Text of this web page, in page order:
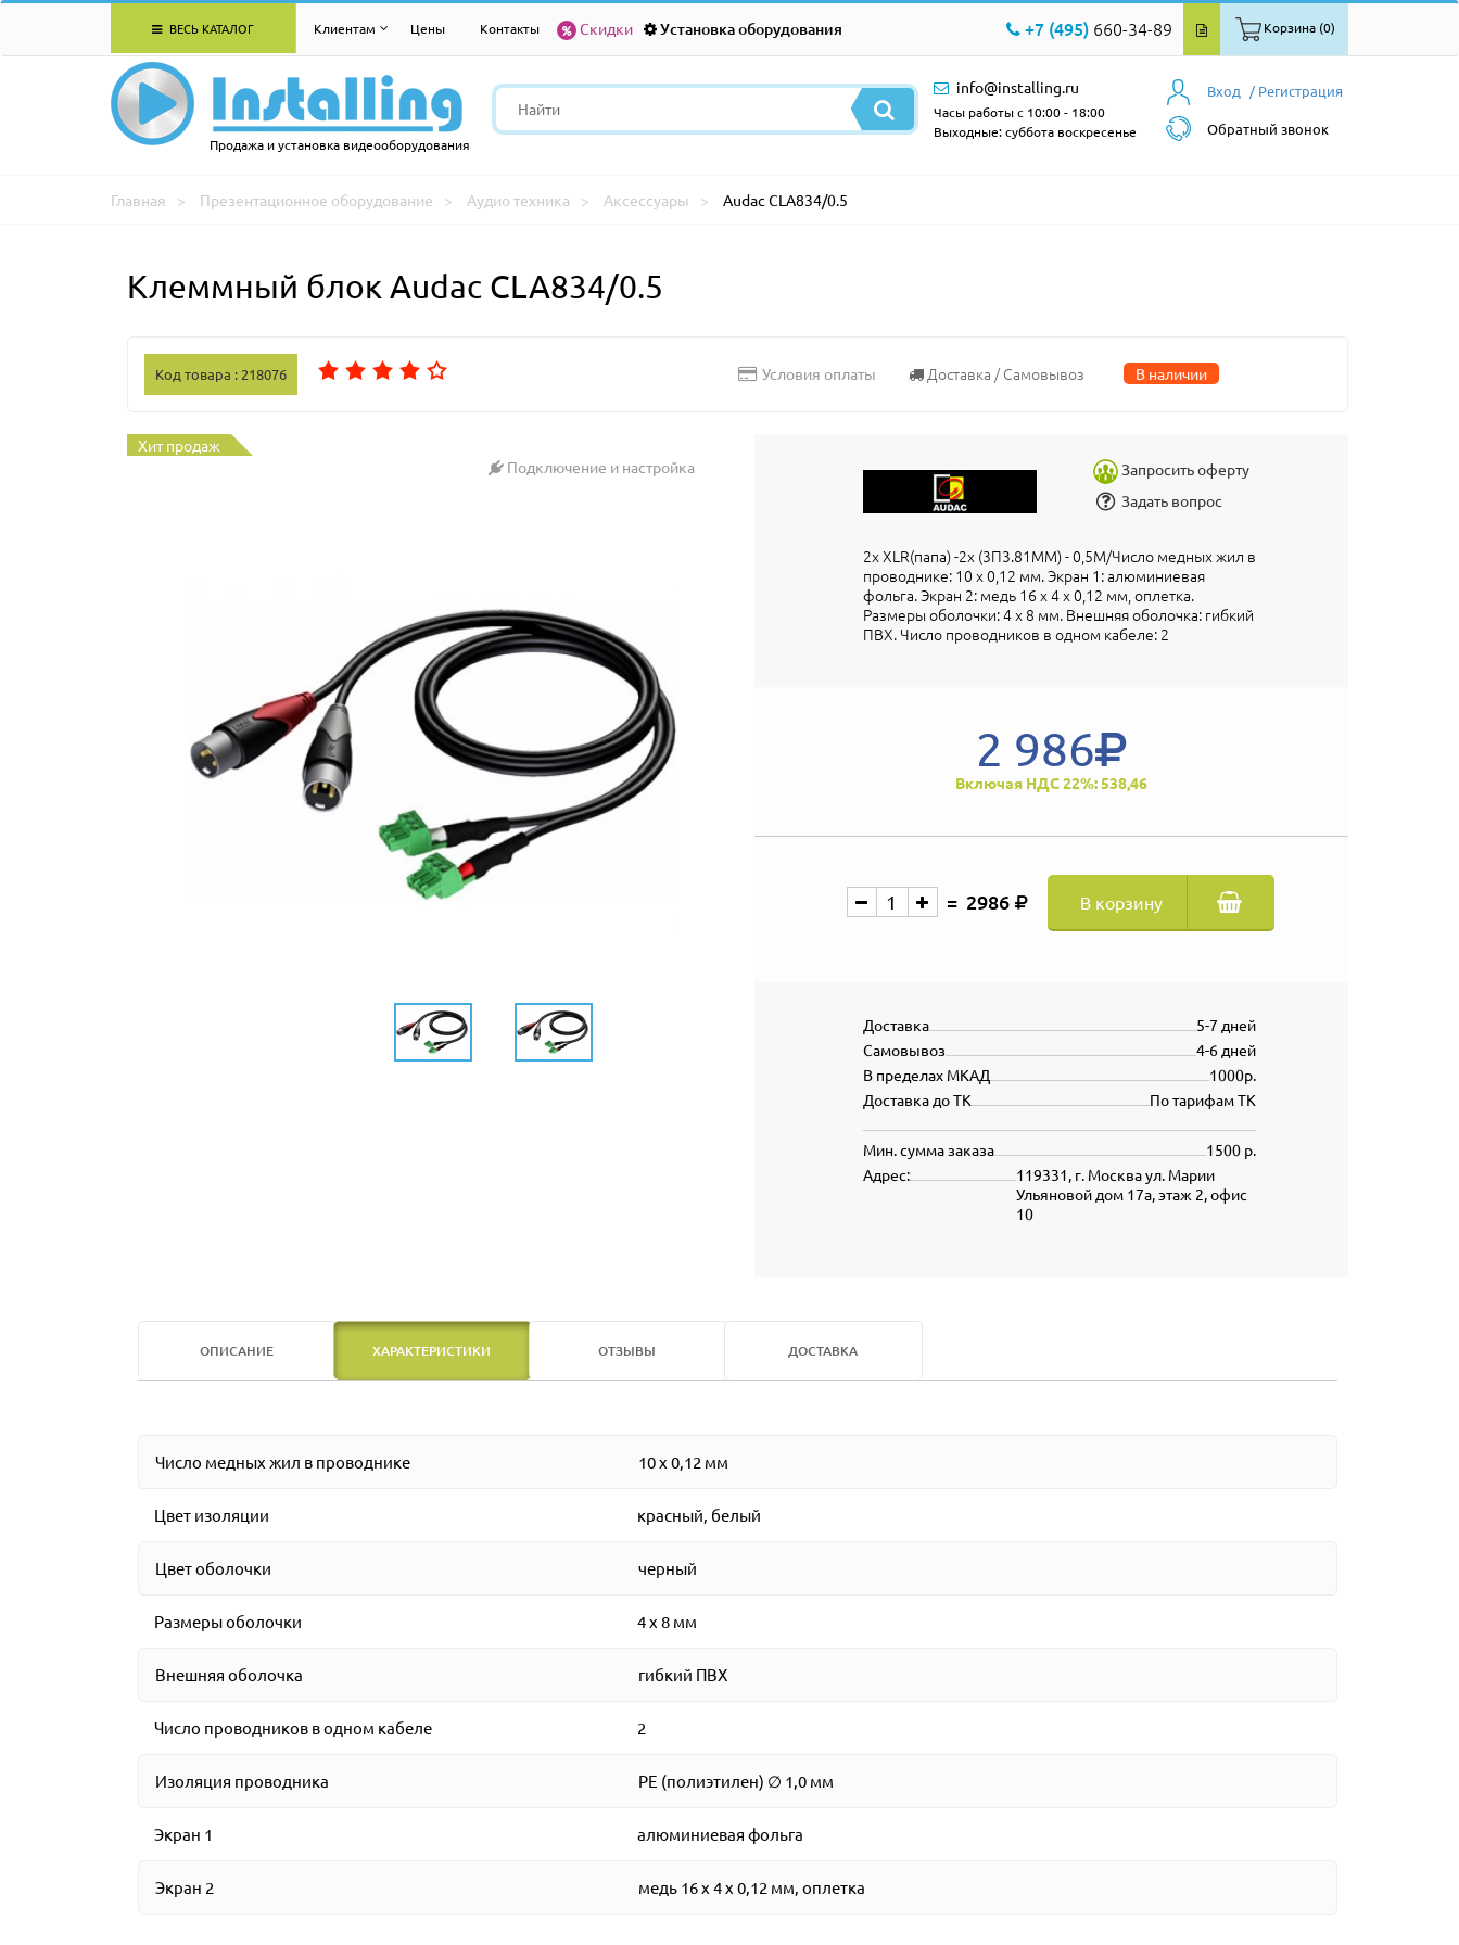
ВЕСЬ КАТАЛОГ Клиентам Цены Контакты Скидки Установка оборудования +7 (495) 660-34-89 Корзина (0)
Продажа и установка видеооборудования
Вход / Регистрация
Обратный звонок
info@installing.ru
Часы работы с 10:00 - 18:00
Выходные: суббота воскресенье
Главная Презентационное оборудование Аудио техника Аксессуары Audac CLA834/0.5
Клеммный блок Audac CLA834/0.5
Код товара : 218076 Условия оплаты Доставка / Самовывоз В наличии
Хит продаж
Подключение и настройка
Запросить оферту
Задать вопрос
2x XLR(папа) -2x (3П3.81MM) - 0,5M/Число медных жил в
проводнике: 10 x 0,12 мм. Экран 1: алюминиевая
фольга. Экран 2: медь 16 х 4 x 0,12 мм, оплетка.
Размеры оболочки: 4 x 8 мм. Внешняя оболочка: гибкий
ПВХ. Число проводников в одном кабеле: 2
2 986
Включая НДС 22%: 538,46
2986 В корзину
5-7 дней
Доставка
4-6 дней
Самовывоз
1000р.
В пределах МКАД
По тарифам ТК
Доставка до ТК
1500 р.
Мин. сумма заказа
119331, г. Москва ул. Марии
Ульяновой дом 17а, этаж 2, офис
10
Адрес:
ОПИСАНИЕ ХАРАКТЕРИСТИКИ ОТЗЫВЫ ДОСТАВКА
Число медных жил в проводнике 10 x 0,12 мм
Цвет изоляции красный, белый
Цвет оболочки черный
Размеры оболочки 4 x 8 мм
Внешняя оболочка гибкий ПВХ
Число проводников в одном кабеле 2
Изоляция проводника PE (полиэтилен) ∅ 1,0 мм
Экран 1 алюминиевая фольга
Экран 2 медь 16 х 4 x 0,12 мм, оплетка